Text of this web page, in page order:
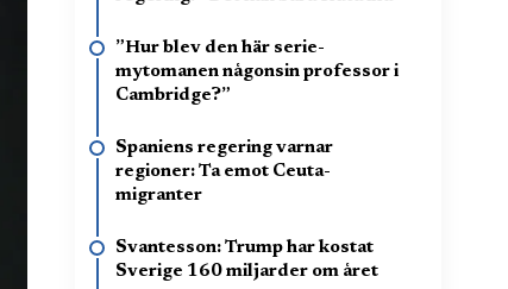
”Hur blev den här serie-
mytomanen någonsin professor i
Cambridge?”
Spaniens regering varnar
regioner: Ta emot Ceuta-
migranter
Svantesson: Trump har kostat
Sverige 160 miljarder om året